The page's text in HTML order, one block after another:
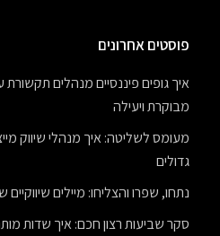
פוסטים אחרונים
איך גופים פיננסיים מנהלים
מבוקרת ויעילה
מעומס לשליטה: איך מנהלי שיווק
גדולים
נתחו, שפרו והצליחו: מיילים
סקר שביעות רצון חכם: איך שדות